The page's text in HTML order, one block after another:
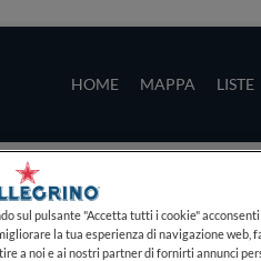
HOME MAPPA LISTE
sul pulsante "Accetta tutti i cookie"
la tua esperienza di navigazione
a noi e ai nostri partner di fornirti annunci